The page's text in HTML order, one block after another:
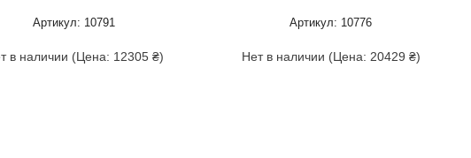
Артикул: 10791
в наличии (Цена: 12305 ₴)
Артикул: 10776
Нет в наличии (Цена: 20429 ₴)